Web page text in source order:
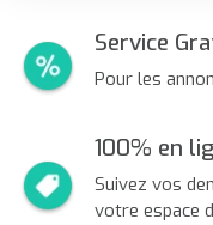
Service
Pour les
100% en
Suivez vos
votre espace